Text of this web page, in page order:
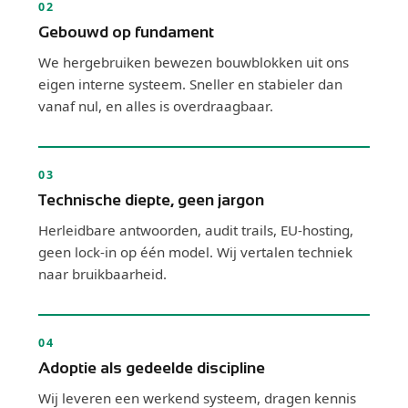
02
Gebouwd op fundament
We hergebruiken bewezen bouwblokken uit ons
eigen interne systeem. Sneller en stabieler dan
vanaf nul, en alles is overdraagbaar.
03
Technische diepte, geen jargon
Herleidbare antwoorden, audit trails, EU-hosting,
geen lock-in op één model. Wij vertalen techniek
naar bruikbaarheid.
04
Adoptie als gedeelde discipline
Wij leveren een werkend systeem, dragen kennis